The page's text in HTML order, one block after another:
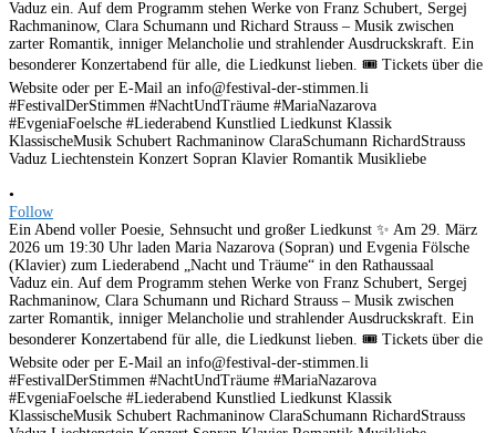
•
Follow
Ein Abend voller Poesie, Sehnsucht und großer Liedkunst ✨ Am 29. März
2026 um 19:30 Uhr laden Maria Nazarova (Sopran) und Evgenia Fölsche
(Klavier) zum Liederabend „Nacht und Träume“ in den Rathaussaal
Vaduz ein. Auf dem Programm stehen Werke von Franz Schubert, Sergej
Rachmaninow, Clara Schumann und Richard Strauss – Musik zwischen
zarter Romantik, inniger Melancholie und strahlender Ausdruckskraft. Ein
besonderer Konzertabend für alle, die Liedkunst lieben. 🎟 Tickets über die
Website oder per E-Mail an info@festival-der-stimmen.li
#FestivalDerStimmen #NachtUndTräume #MariaNazarova
#EvgeniaFoelsche #Liederabend Kunstlied Liedkunst Klassik
KlassischeMusik Schubert Rachmaninow ClaraSchumann RichardStrauss